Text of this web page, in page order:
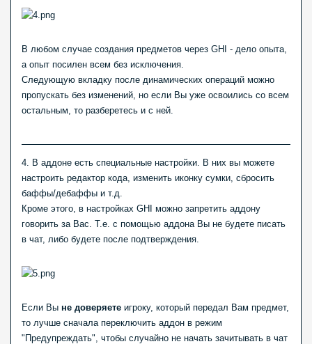
В любом случае создания предметов через GHI - дело опыта,
а опыт посилен всем без исключения.
Следующую вкладку после динамических операций можно
пропускать без изменений, но если Вы уже освоились со всем
остальным, то разберетесь и с ней.
4. В аддоне есть специальные настройки. В них вы можете
настроить редактор кода, изменить иконку сумки, сбросить
баффы/дебаффы и т.д.
Кроме этого, в настройках GHI можно запретить аддону
говорить за Вас. Т.е. с помощью аддона Вы не будете писать
в чат, либо будете после подтверждения.
Если Вы не доверяете игроку, который передал Вам предмет,
то лучше сначала переключить аддон в режим
"Предупреждать", чтобы случайно не начать зачитывать в чат